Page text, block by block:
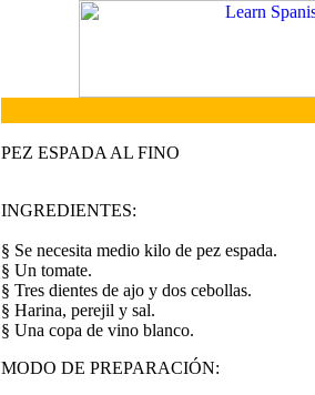
PEZ ESPADA AL FINO
INGREDIENTES:
§ Se necesita medio kilo de pez espada.
§ Un tomate.
§ Tres dientes de ajo y dos cebollas.
§ Harina, perejil y sal.
§ Una copa de vino blanco.
MODO DE PREPARACIÓN: